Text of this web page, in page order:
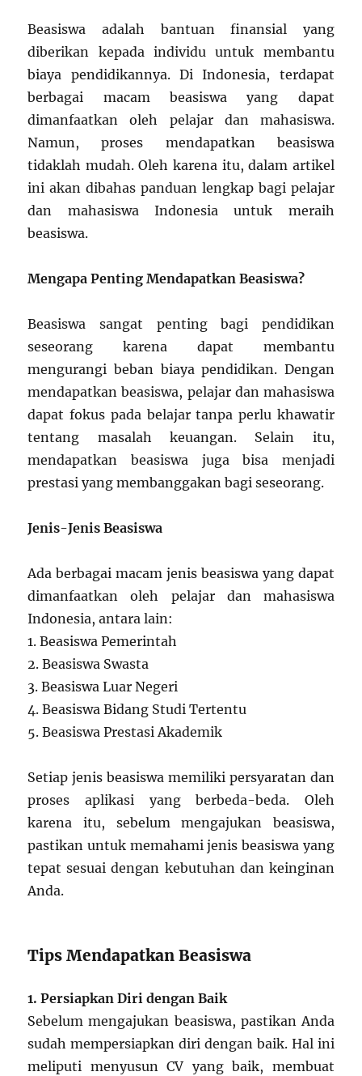
Beasiswa adalah bantuan finansial yang
diberikan kepada individu untuk membantu
biaya pendidikannya. Di Indonesia, terdapat
berbagai macam beasiswa yang dapat
dimanfaatkan oleh pelajar dan mahasiswa.
Namun, proses mendapatkan beasiswa
tidaklah mudah. Oleh karena itu, dalam artikel
ini akan dibahas panduan lengkap bagi pelajar
dan mahasiswa Indonesia untuk meraih
beasiswa.
Mengapa Penting Mendapatkan Beasiswa?
Beasiswa sangat penting bagi pendidikan
seseorang karena dapat membantu
mengurangi beban biaya pendidikan. Dengan
mendapatkan beasiswa, pelajar dan mahasiswa
dapat fokus pada belajar tanpa perlu khawatir
tentang masalah keuangan. Selain itu,
mendapatkan beasiswa juga bisa menjadi
prestasi yang membanggakan bagi seseorang.
Jenis-Jenis Beasiswa
Ada berbagai macam jenis beasiswa yang dapat
dimanfaatkan oleh pelajar dan mahasiswa
Indonesia, antara lain:
1. Beasiswa Pemerintah
2. Beasiswa Swasta
3. Beasiswa Luar Negeri
4. Beasiswa Bidang Studi Tertentu
5. Beasiswa Prestasi Akademik
Setiap jenis beasiswa memiliki persyaratan dan
proses aplikasi yang berbeda-beda. Oleh
karena itu, sebelum mengajukan beasiswa,
pastikan untuk memahami jenis beasiswa yang
tepat sesuai dengan kebutuhan dan keinginan
Anda.
Tips Mendapatkan Beasiswa
1. Persiapkan Diri dengan Baik
Sebelum mengajukan beasiswa, pastikan Anda
sudah mempersiapkan diri dengan baik. Hal ini
meliputi menyusun CV yang baik, membuat